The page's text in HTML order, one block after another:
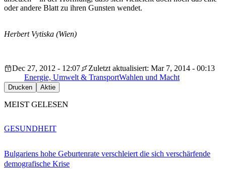
oder andere Blatt zu ihren Gunsten wendet.
Herbert Vytiska (Wien)
Dec 27, 2012 - 12:07
Zuletzt aktualisiert: Mar 7, 2014 - 00:13
Energie, Umwelt & TransportWahlen und Macht
Drucken Aktie
MEIST GELESEN
Bulgariens hohe Geburtenrate verschleiert die sich verschärfende
demografische Krise
GESUNDHEIT